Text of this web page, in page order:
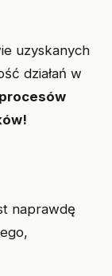
uzyskanych
działań w
naprawdę